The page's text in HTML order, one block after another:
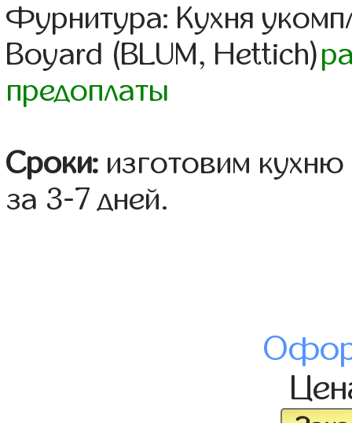
Фурнитура: Кухня
Boyard (BLUM, Hettich)
предоплаты
Сроки: изготовим
за 3-7 дней.